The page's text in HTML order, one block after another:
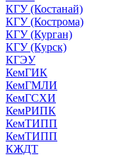
КГУ (Костанай)
КГУ (Кострома)
КГУ (Курган)
КГУ (Курск)
КГЭУ
КемГИК
КемГМЛИ
КемГСХИ
КемРИПК
КемТИПП
КемТИПП
КЖДТ